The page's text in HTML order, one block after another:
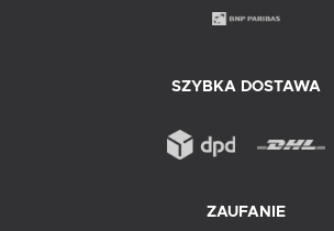
SZYBKA DOSTAWA
ZAUFANIE